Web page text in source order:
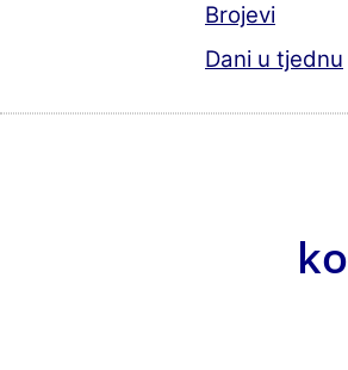
Brojevi
Dani u tjednu